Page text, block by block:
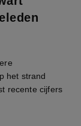
het strand
recente cijfers